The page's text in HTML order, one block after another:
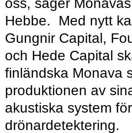
oss, säger
Hebbe. Med nytt
Gungnir Capital,
och Hede Capital
finländska Monava
produktionen av
akustiska system för
drönardetektering.